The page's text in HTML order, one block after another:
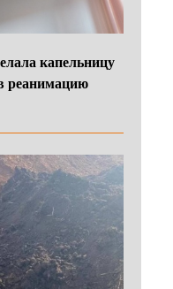
капельницу
реанимацию